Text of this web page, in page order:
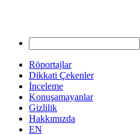
Röportajlar
Dikkati Çekenler
İnceleme
Konuşamayanlar
Gizlilik
Hakkımızda
EN